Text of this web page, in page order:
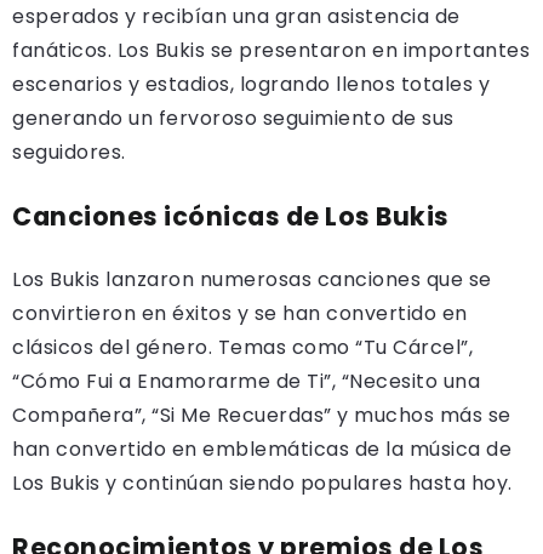
esperados y recibían una gran asistencia de
fanáticos. Los Bukis se presentaron en importantes
escenarios y estadios, logrando llenos totales y
generando un fervoroso seguimiento de sus
seguidores.
Canciones icónicas de Los Bukis
Los Bukis lanzaron numerosas canciones que se
convirtieron en éxitos y se han convertido en
clásicos del género. Temas como “Tu Cárcel”,
“Cómo Fui a Enamorarme de Ti”, “Necesito una
Compañera”, “Si Me Recuerdas” y muchos más se
han convertido en emblemáticas de la música de
Los Bukis y continúan siendo populares hasta hoy.